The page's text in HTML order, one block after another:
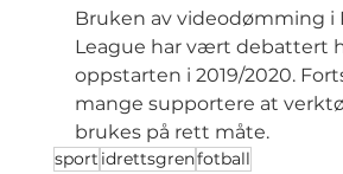
Bruken av videodømming i
League har vært debattert
oppstarten i 2019/2020.
mange supportere at
brukes på rett måte.
sport idrettsgrenfotball